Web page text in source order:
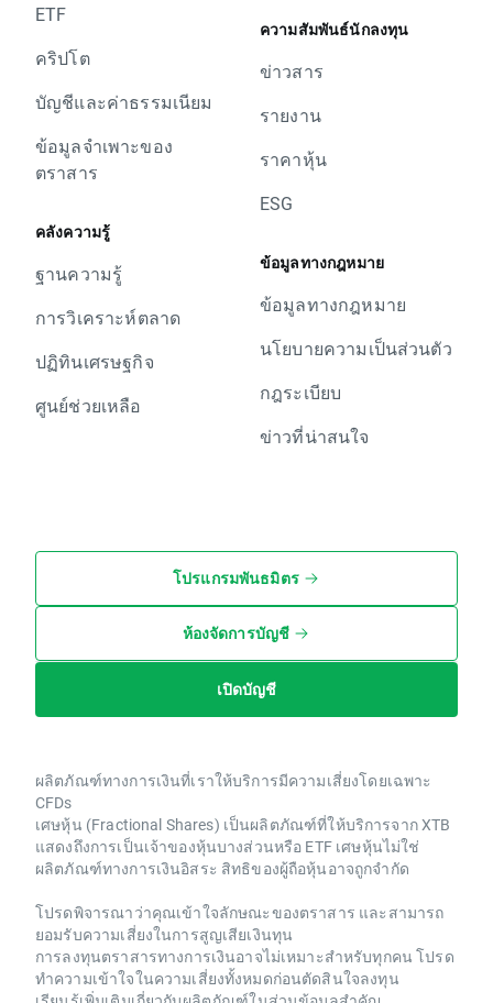
ETF
คริปโต
บัญชีและค่าธรรมเนียม
ข้อมูลจำเพาะของ
ตราสาร
คลังความรู้
ฐานความรู้
การวิเคราะห์ตลาด
ปฏิทินเศรษฐกิจ
ศูนย์ช่วยเหลือ
ความสัมพันธ์นักลงทุน
ข่าวสาร
รายงาน
ราคาหุ้น
ESG
ข้อมูลทางกฎหมาย
ข้อมูลทางกฎหมาย
นโยบายความเป็นส่วนตัว
กฎระเบียบ
ข่าวที่น่าสนใจ
โปรแกรมพันธมิตร
ห้องจัดการบัญชี
เปิดบัญชี
ผลิตภัณฑ์ทางการเงินที่เราให้บริการมีความเสี่ยงโดยเฉพาะ
CFDs
เศษหุ้น (Fractional Shares) เป็นผลิตภัณฑ์ที่ให้บริการจาก XTB
แสดงถึงการเป็นเจ้าของหุ้นบางส่วนหรือ ETF เศษหุ้นไม่ใช่
ผลิตภัณฑ์ทางการเงินอิสระ สิทธิของผู้ถือหุ้นอาจถูกจำกัด
โปรดพิจารณาว่าคุณเข้าใจลักษณะของตราสาร และสามารถ
ยอมรับความเสี่ยงในการสูญเสียเงินทุน
การลงทุนตราสารทางการเงินอาจไม่เหมาะสำหรับทุกคน โปรด
ทำความเข้าใจในความเสี่ยงทั้งหมดก่อนตัดสินใจลงทุน